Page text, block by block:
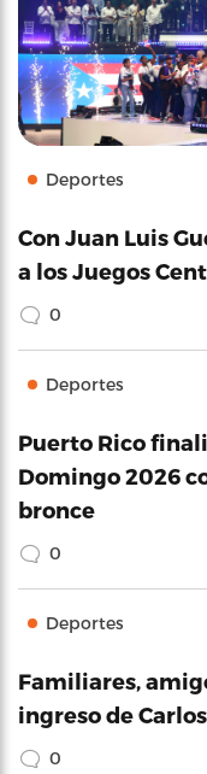
Deportes
Con Juan Luis
a los Juegos
0
Deportes
Puerto Rico
Domingo 2026
bronce
0
Deportes
Familiares,
ingreso de
0